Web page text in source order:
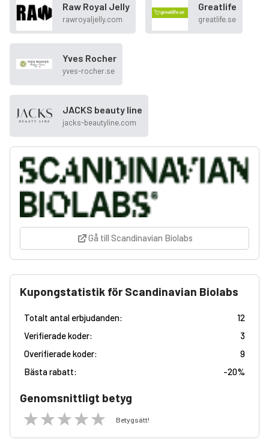
Raw Royal Jelly
rawroyaljelly.com
Greatlife
greatlife.se
Yves Rocher
yves-rocher.se
JACKS beauty line
jacks-beautyline.com
Gå till Scandinavian Biolabs
Kupongstatistik för Scandinavian Biolabs
Totalt antal erbjudanden:
12
Verifierade koder:
3
Overifierade koder:
9
Bästa rabatt:
-20%
Genomsnittligt betyg
Betygsätt!